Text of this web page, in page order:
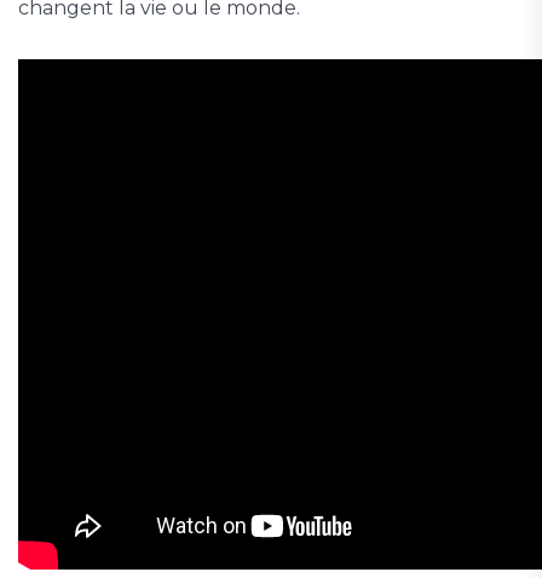
changent la vie ou le monde.